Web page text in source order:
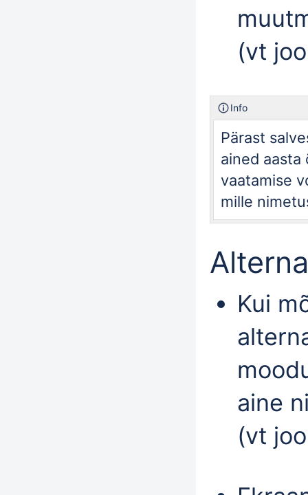
(vt
Info
Pärast
ained aasta
vaatamise
mille
Kui
aine
(vt